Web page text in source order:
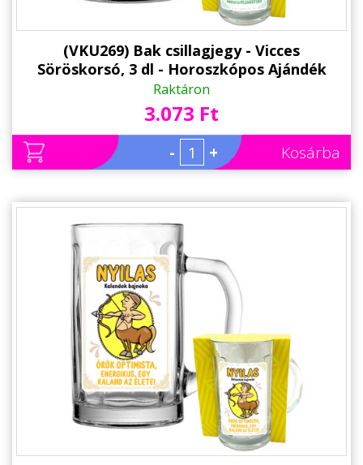
(VKU269) Bak csillagjegy - Vicces
Söröskorsó, 3 dl - Horoszkópos Ajándék
Szülinapra
Raktáron
3.073 Ft
- + Kosárba